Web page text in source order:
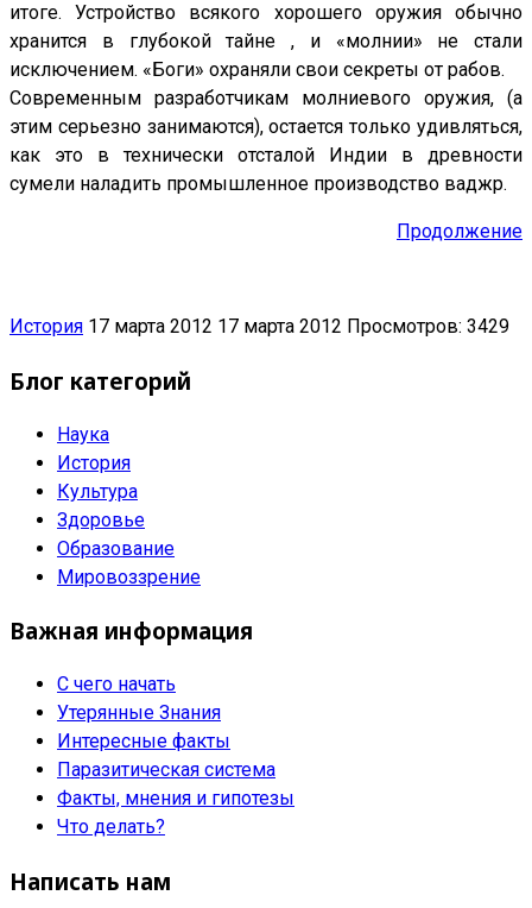
итоге. Устройство всякого хорошего оружия обычно
хранится в глубокой тайне , и «молнии» не стали
исключением. «Боги» охраняли свои секреты от рабов.
Современным разработчикам молниевого оружия, (а
этим серьезно занимаются), остается только удивляться,
как это в технически отсталой Индии в древности
сумели наладить промышленное производство ваджр.
Продолжение
История 17 марта 2012 17 марта 2012 Просмотров: 3429
Блог категорий
Наука
История
Культура
Здоровье
Образование
Мировоззрение
Важная информация
С чего начать
Утерянные Знания
Интересные факты
Паразитическая система
Факты, мнения и гипотезы
Что делать?
Написать нам